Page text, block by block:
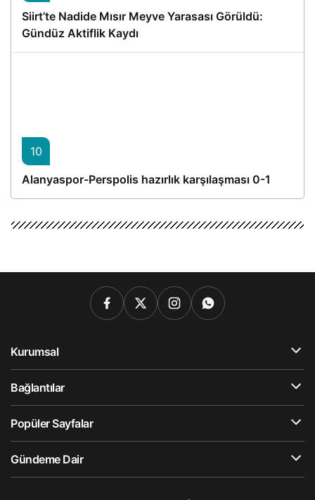
Siirt’te Nadide Mısır Meyve Yarasası Görüldü:
Gündüz Aktiflik Kaydı
10
Alanyaspor-Perspolis hazırlık karşılaşması 0-1
Kurumsal
Bağlantılar
Popüler Sayfalar
Gündeme Dair